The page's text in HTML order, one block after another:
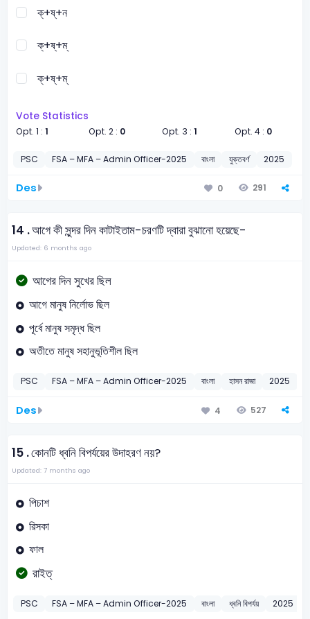
ক্+ষ্‌+ন
ক্+ষ্‌+ম্
ক্+ষ্‌+ম্
Vote Statistics
Opt. 1 :1 Opt. 2 : 0 Opt. 3 : 1 Opt. 4 : 0
PSC FSA – MFA – Admin Officer-2025 বাংলা যুক্তবর্ণ 2025
Des 0 291
14 .আগে কী সুন্দর দিন কাটাইতাম-চরণটি দ্বারা বুঝানো হয়েছে-
Updated: 6 months ago
আগের দিন সুখের ছিল
আগে মানুষ নির্লোভ ছিল
পূর্বে মানুষ সমৃদ্ধ ছিল
অতীতে মানুষ সহানুভূতিশীল ছিল
PSC FSA – MFA – Admin Officer-2025 বাংলা হাসন রাজা 2025
Des 4 527
15 .কোনটি ধ্বনি বিপর্যয়ের উদাহরণ নয়?
Updated: 7 months ago
পিচাশ
রিসকা
ফাল
রাইত্
PSC FSA – MFA – Admin Officer-2025 বাংলা ধ্বনি বিপর্যয় 2025